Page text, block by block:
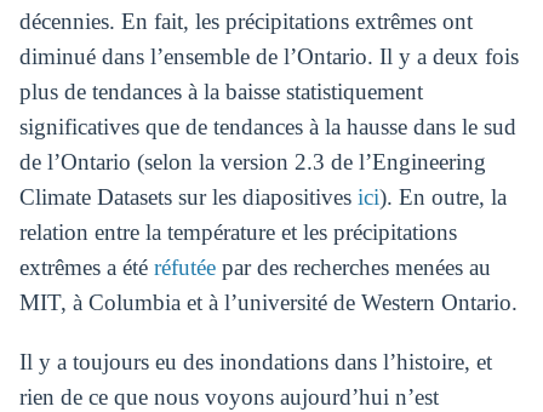
décennies. En fait, les précipitations extrêmes ont
diminué dans l’ensemble de l’Ontario. Il y a deux fois
plus de tendances à la baisse statistiquement
significatives que de tendances à la hausse dans le sud
de l’Ontario (selon la version 2.3 de l’Engineering
Climate Datasets sur les diapositives ici). En outre, la
relation entre la température et les précipitations
extrêmes a été réfutéepar des recherches menées au
MIT, à Columbia et à l’université de Western Ontario.
Il y a toujours eu des inondations dans l’histoire, et
rien de ce que nous voyons aujourd’hui n’est